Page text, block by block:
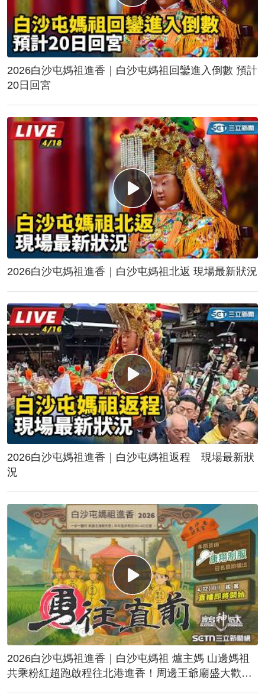
2026白沙屯媽祖進香｜白沙屯媽祖回鑾進入倒數 預計
20日回宮
2026白沙屯媽祖進香｜白沙屯媽祖北返 現場最新狀況
2026白沙屯媽祖進香｜白沙屯媽祖返程 現場最新狀
況
2026白沙屯媽祖進香｜白沙屯媽祖 爐主媽 山邊媽祖
共乘粉紅超跑啟程往北港進香！周邊王爺廟盛大歡